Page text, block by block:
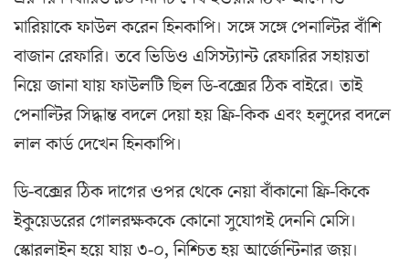
মারিয়াকে ফাউল করেন হিনকাপি। সঙ্গে সঙ্গে পেনাল্টির বাঁশি
বাজান রেফারি। তবে ভিডিও এসিস্ট্যান্ট রেফারির সহায়তা
নিয়ে জানা যায় ফাউলটি ছিল ডি-বক্সের ঠিক বাইরে। তাই
পেনাল্টির সিদ্ধান্ত বদলে দেয়া হয় ফ্রি-কিক এবং হলুদের বদলে
লাল কার্ড দেখেন হিনকাপি।
ডি-বক্সের ঠিক দাগের ওপর থেকে নেয়া বাঁকানো ফ্রি-কিকে
ইকুয়েডরের গোলরক্ষককে কোনো সুযোগই দেননি মেসি।
স্কোরলাইন হয়ে যায় ৩-০, নিশ্চিত হয় আর্জেন্টিনার জয়।